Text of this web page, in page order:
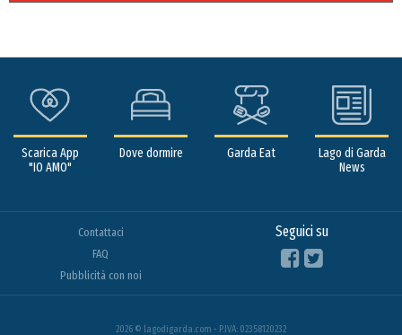
Scarica App
"IO AMO"
Dove dormire Garda Eat
Lago di Garda
News
Contattaci
FAQ
Pubblicità con noi
Seguici su
2026 © lagodigarda.com - P.IVA: 02358120232